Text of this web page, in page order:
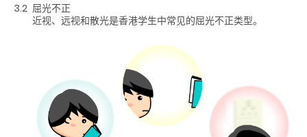
3.2 屈光不正
近视、远视和散光是香港学生中常见的屈光不正类型。